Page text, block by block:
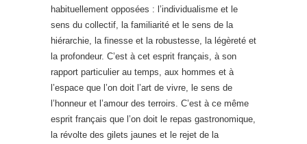
habituellement opposées : l’individualisme et le
sens du collectif, la familiarité et le sens de la
hiérarchie, la finesse et la robustesse, la légèreté et
la profondeur. C’est à cet esprit français, à son
rapport particulier au temps, aux hommes et à
l’espace que l’on doit l’art de vivre, le sens de
l’honneur et l’amour des terroirs. C’est à ce même
esprit français que l’on doit le repas gastronomique,
la révolte des gilets jaunes et le rejet de la